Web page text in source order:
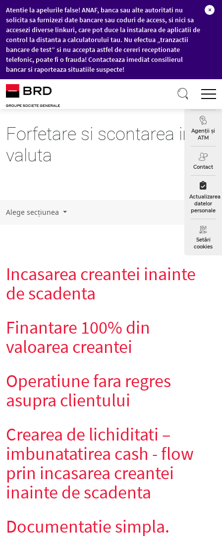
Sari la conținutul principal
Atentie la apelurile false! ANAF, banca sau alte autoritati nu
solicita sa furnizezi date bancare sau coduri de access, si nici sa
accesezi diverse linkuri, care pot duce la instalarea de aplicatii de
control la distanta a calculatorului tau. Nu efectua „tranzactii
bancare de test” si nu accepta astfel de cereri receptionate
telefonic, poate fi o frauda! Contacteaza imediat consilierul
bancar si raporteaza situatiile suspecte!
×
Curs
Agenții și
ATM
Contact
Actualizarea
datelor
personale
Setări
cookies
Forfetare si scontarea in
valuta
Alege secțiunea
Incasarea creantei inainte
de scadenta
Finantare 100% din
valoarea creantei
Operatiune fara regres
asupra clientului
Crearea de lichiditati –
imbunatatirea cash - flow
prin incasarea creantei
inainte de scadenta
Documentatie simpla.